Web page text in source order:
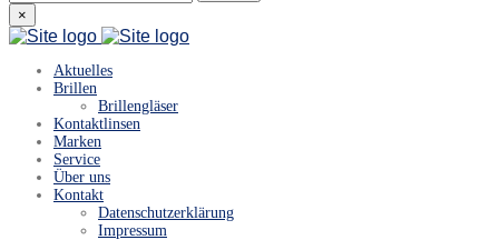
×
Aktuelles
Brillen
Brillengläser
Kontaktlinsen
Marken
Service
Über uns
Kontakt
Datenschutzerklärung
Impressum